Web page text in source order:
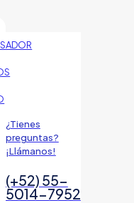
¿Tienes
preguntas?
¡Llámanos!
(+52) 55-
5014-7952